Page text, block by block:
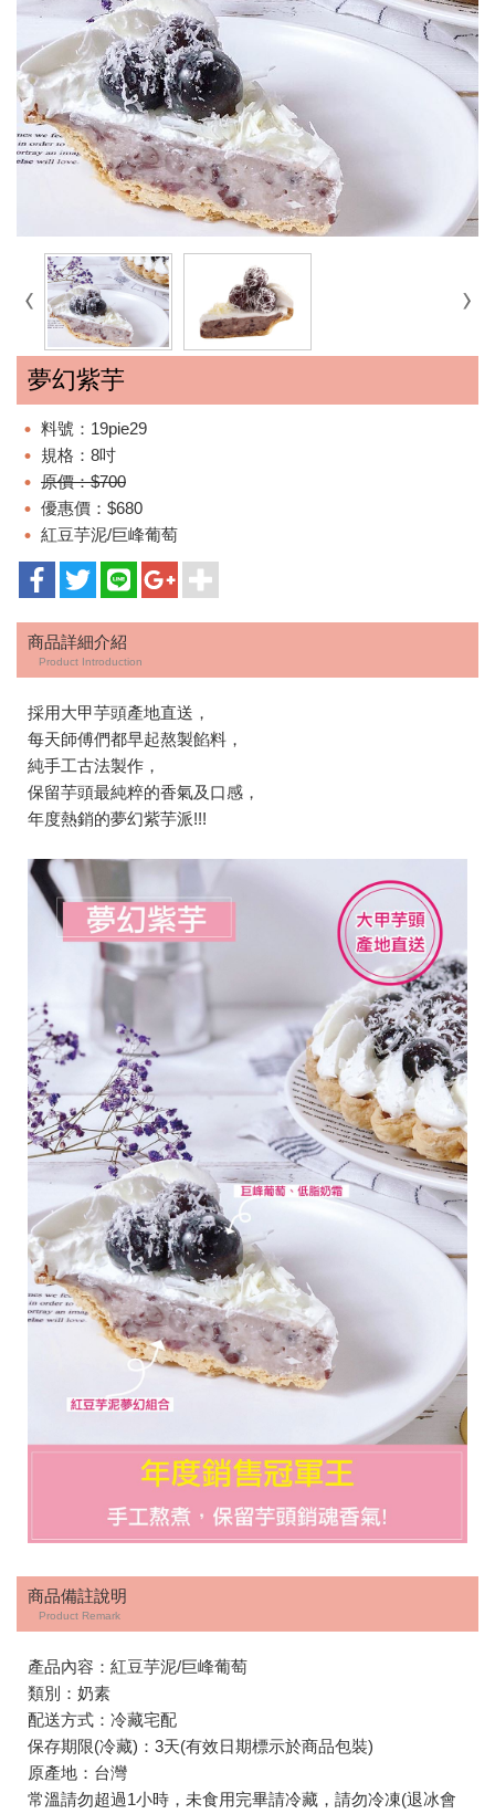
夢幻紫芋
料號：19pie29
規格：8吋
原價：$700
優惠價：$680
紅豆芋泥/巨峰葡萄
商品詳細介紹
Product Introduction
採用大甲芋頭產地直送，
每天師傅們都早起熬製餡料，
純手工古法製作，
保留芋頭最純粹的香氣及口感，
年度熱銷的夢幻紫芋派!!!
商品備註說明
Product Remark
產品內容：紅豆芋泥/巨峰葡萄
類別：奶素
配送方式：冷藏宅配
保存期限(冷藏)：3天(有效日期標示於商品包裝)
原產地：台灣
常溫請勿超過1小時，未食用完畢請冷藏，請勿冷凍(退冰會